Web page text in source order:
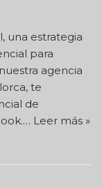
una estrategia
para
agencia
te
de
Leer más »